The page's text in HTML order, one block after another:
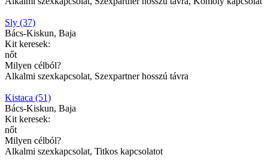
Sly (37)
Bács-Kiskun, Baja
Kit keresek:
nőt
Milyen célból?
Alkalmi szexkapcsolat, Szexpartner hosszú távra
Kistaca (51)
Bács-Kiskun, Baja
Kit keresek:
nőt
Milyen célból?
Alkalmi szexkapcsolat, Titkos kapcsolatot